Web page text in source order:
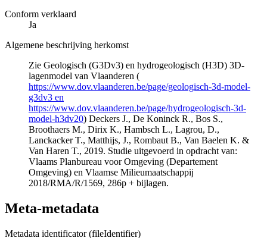
Conform verklaard
Ja
Algemene beschrijving herkomst
Zie Geologisch (G3Dv3) en hydrogeologisch (H3D) 3D-
lagenmodel van Vlaanderen (
https://www.dov.vlaanderen.be/page/geologisch-3d-model-
g3dv3 en
https://www.dov.vlaanderen.be/page/hydrogeologisch-3d-
model-h3dv20) Deckers J., De Koninck R., Bos S.,
Broothaers M., Dirix K., Hambsch L., Lagrou, D.,
Lanckacker T., Matthijs, J., Rombaut B., Van Baelen K. &
Van Haren T., 2019. Studie uitgevoerd in opdracht van:
Vlaams Planbureau voor Omgeving (Departement
Omgeving) en Vlaamse Milieumaatschappij
2018/RMA/R/1569, 286p + bijlagen.
Meta-metadata
Metadata identificator (fileIdentifier)